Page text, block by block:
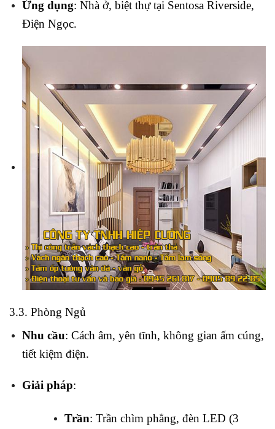
Ứng dụng: Nhà ở, biệt thự tại Sentosa Riverside,
Điện Ngọc.
3.3. Phòng Ngủ
Nhu cầu: Cách âm, yên tĩnh, không gian ấm cúng,
tiết kiệm điện.
Giải pháp:
Trần: Trần chìm phẳng, đèn LED (3